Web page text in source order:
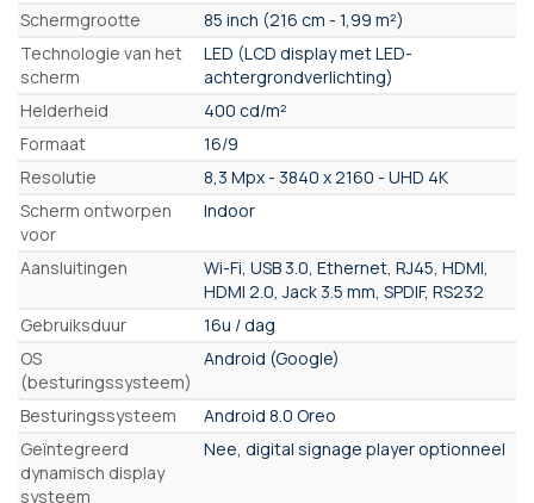
Schermgrootte
85 inch (216 cm - 1,99 m²)
Technologie van het
scherm
LED (LCD display met LED-
achtergrondverlichting)
Helderheid
400 cd/m²
Formaat
16/9
Resolutie
8,3 Mpx - 3840 x 2160 - UHD 4K
Scherm ontworpen
voor
Indoor
Aansluitingen
Wi-Fi, USB 3.0, Ethernet, RJ45, HDMI,
HDMI 2.0, Jack 3.5 mm, SPDIF, RS232
Gebruiksduur
16u / dag
OS
(besturingssysteem)
Android (Google)
Besturingssysteem
Android 8.0 Oreo
Geïntegreerd
dynamisch display
systeem
Nee, digital signage player optionneel